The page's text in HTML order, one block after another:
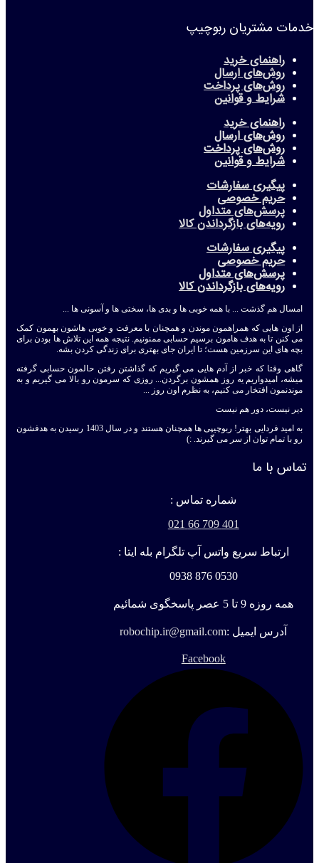
خدمات مشتریان ربوچیپ
راهنمای خرید
روش‌های ارسال
روش‌های پرداخت
شرایط و قوانین
راهنمای خرید
روش‌های ارسال
روش‌های پرداخت
شرایط و قوانین
پیگیری سفارشات
حریم خصوصی
پرسش‌های متداول
رویه‌های بازگرداندن کالا
پیگیری سفارشات
حریم خصوصی
پرسش‌های متداول
رویه‌های بازگرداندن کالا
امسال هم گذشت ... با همه خوبی ها و بدی ها، سختی ها و آسونی ها ...
از اون هایی که همراهمون موندن و همچنان با معرفت و خوبی هاشون بهمون کمک
می کنن تا به هدف هامون برسیم حسابی ممنونیم. نتیجه همه این تلاش ها بودن برای
بچه های این سرزمین هست؛ تا ایران جای بهتری برای زندگی کردن بشه.
گاهی وقتا که خبر از آدم هایی می گیریم که گذاشتن رفتن حالمون حسابی گرفته
میشه، امیدواریم یه روز همشون برگردن... روزی که سرمون رو بالا می گیریم و به
موندنمون افتخار می کنیم، به نظرم اون روز ...
دیر نیست، دور هم نیست
به امید فردایی بهتر! ربوچیپی ها همچنان هستند و در سال 1403 رسیدن به هدفشون
رو با تمام توان از سر می گیرند. :)
تماس با ما
شماره تماس :
401 709 66 021
ارتباط سریع واتس آپ تلگرام بله ایتا :
0530 876 0938
همه روزه 9 تا 5 عصر پاسخگوی شمائیم
آدرس ایمیل :robochip.ir@gmail.com
Facebook